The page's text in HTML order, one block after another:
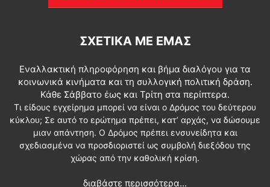
ΣΧΕΤΙΚΆ ΜΕ ΕΜΆΣ
Εναλλακτική πληροφόρηση και βήμα διαλόγου για τα
κοινωνικά κινήματα και τη συλλογική πολιτική δράση.
Κάθε Σάββατο έως και Τρίτη στα περίπτερα.
Τι είδους εγχείρημα μπορεί να είναι ο Δρόμος του δεύτερου
κύκλου; Σε αυτό το ερώτημα πρέπει, κατ’ αρχάς, να δώσουμε
μιαν απάντηση. Ο Δρόμος πρέπει ενσυνείδητα και
σχεδιασμένα να προσδιοριστεί ως συμβολή διεξόδου της
χώρας από την καθολική κρίση.
διαβάστε περισσότερα...